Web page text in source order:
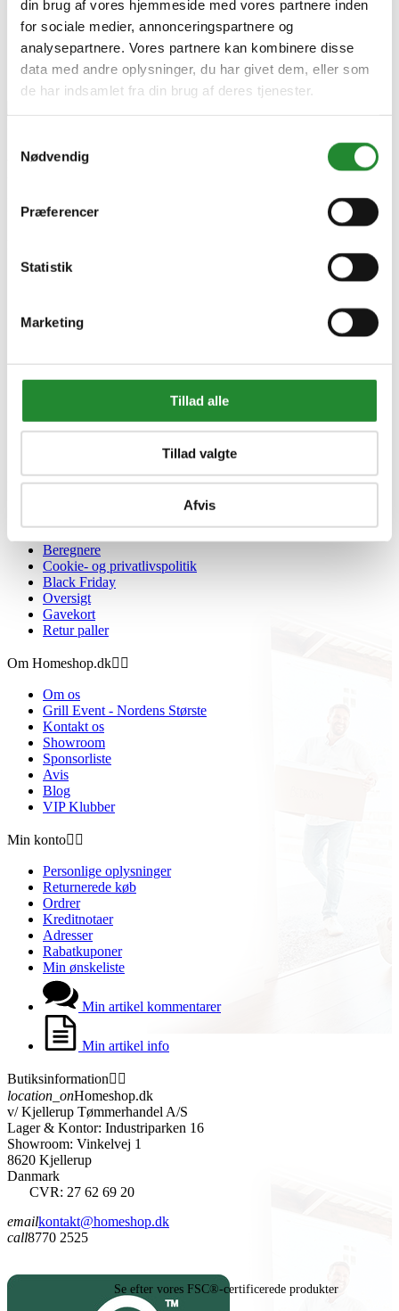
din brug af vores hjemmeside med vores partnere inden
for sociale medier, annonceringspartnere og
analysepartnere. Vores partnere kan kombinere disse
data med andre oplysninger, du har givet dem, eller som
de har indsamlet fra din brug af deres tjenester.
Nødvendig
Præferencer
Statistik
Marketing
Tillad alle
Tillad valgte
Afvis
NomadiQ Beskyttelsestaske med lomme til Gasgrill -
Rød
NomadiQ Beskyttelsestaske
med lomme til Gasgrill - Rød
Information
Beregnere
Cookie- og privatlivspolitik
Black Friday
Oversigt
Gavekort
Retur paller
Om Homeshop.dk 
Om os
Grill Event - Nordens Største
Kontakt os
Showroom
Sponsorliste
Avis
Blog
VIP Klubber
Min konto 
Personlige oplysninger
Returnerede køb
Ordrer
Kreditnotaer
Adresser
Rabatkuponer
Min ønskeliste
Min artikel kommentarer
Min artikel info
Butiksinformation 
location_onHomeshop.dk
v/ Kjellerup Tømmerhandel A/S
Lager & Kontor: Industriparken 16
Showroom: Vinkelvej 1
8620 Kjellerup
Danmark
CVR: 27 62 69 20
emailkontakt@homeshop.dk
call8770 2525
Se efter vores FSC®-certificerede produkter